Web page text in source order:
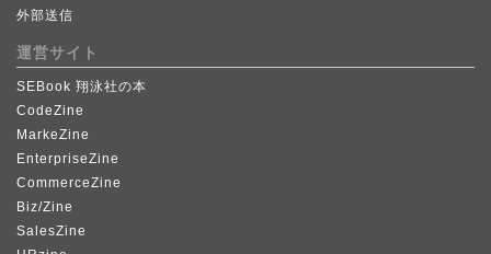
外部送信
運営サイト
SEBook 翔泳社の本
CodeZine
MarkeZine
EnterpriseZine
CommerceZine
Biz/Zine
SalesZine